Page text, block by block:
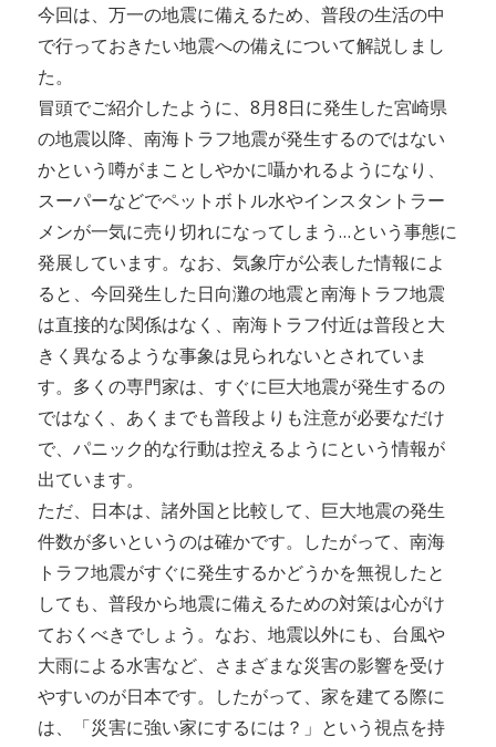
今回は、万一の地震に備えるため、普段の生活の中
で行っておきたい地震への備えについて解説しまし
た。
冒頭でご紹介したように、8月8日に発生した宮崎県
の地震以降、南海トラフ地震が発生するのではない
かという噂がまことしやかに囁かれるようになり、
スーパーなどでペットボトル水やインスタントラー
メンが一気に売り切れになってしまう…という事態に
発展しています。なお、気象庁が公表した情報によ
ると、今回発生した日向灘の地震と南海トラフ地震
は直接的な関係はなく、南海トラフ付近は普段と大
きく異なるような事象は見られないとされていま
す。多くの専門家は、すぐに巨大地震が発生するの
ではなく、あくまでも普段よりも注意が必要なだけ
で、パニック的な行動は控えるようにという情報が
出ています。
ただ、日本は、諸外国と比較して、巨大地震の発生
件数が多いというのは確かです。したがって、南海
トラフ地震がすぐに発生するかどうかを無視したと
しても、普段から地震に備えるための対策は心がけ
ておくべきでしょう。なお、地震以外にも、台風や
大雨による水害など、さまざまな災害の影響を受け
やすいのが日本です。したがって、家を建てる際に
は、「災害に強い家にするには？」という視点を持